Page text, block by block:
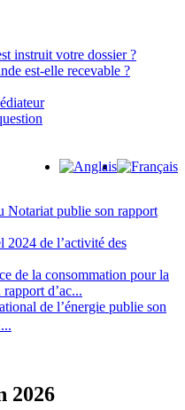
instruit votre dossier ?
est-elle recevable ?
Notariat publie son rapport
2024 de l’activité des
de la consommation pour la
d’ac...
de l’énergie publie son
2026